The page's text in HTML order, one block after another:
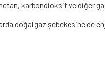
karbondioksit ve diğer
doğal gaz şebekesine de